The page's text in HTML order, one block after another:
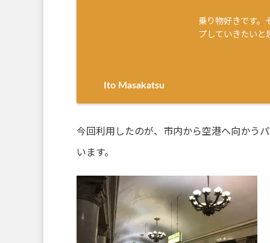
Ito Masakatsu
乗り物好きです。
プしていきたいと
今回利用したのが、市内から空港へ向かう
います。